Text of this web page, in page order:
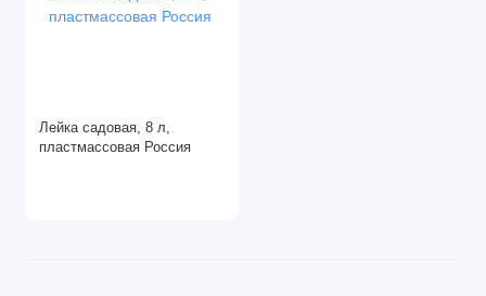
Шланги поливочные
Лейка садовая, 8 л,
пластмассовая Россия